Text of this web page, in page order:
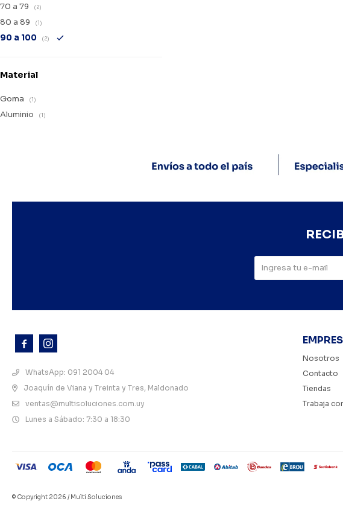
70 a 79 (2)
80 a 89 (1)
90 a 100 (2)
Material
Goma (1)
Aluminio (1)
 
WhatsApp: 091 2004 04
Joaquín de Viana y Treinta y Tres, Maldonado
ventas@multisoluciones.com.uy
Lunes a Sábado: 7:30 a 18:30
Nosotros
Contacto
Tiendas
Trabaja
© Copyright 2026 / Multi Soluciones